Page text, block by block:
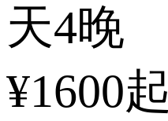
天4晚
¥1600起